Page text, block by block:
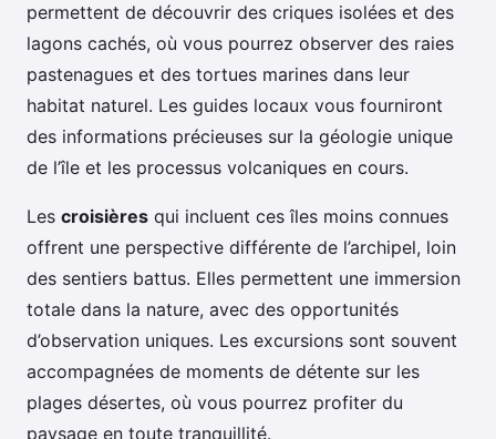
permettent de découvrir des criques isolées et des
lagons cachés, où vous pourrez observer des raies
pastenagues et des tortues marines dans leur
habitat naturel. Les guides locaux vous fourniront
des informations précieuses sur la géologie unique
de l’île et les processus volcaniques en cours.
Les croisières qui incluent ces îles moins connues
offrent une perspective différente de l’archipel, loin
des sentiers battus. Elles permettent une immersion
totale dans la nature, avec des opportunités
d’observation uniques. Les excursions sont souvent
accompagnées de moments de détente sur les
plages désertes, où vous pourrez profiter du
paysage en toute tranquillité.